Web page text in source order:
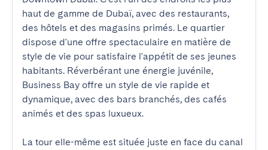
haut de gamme de Dubaï, avec des restaurants,
des hôtels et des magasins primés. Le quartier
dispose d'une offre spectaculaire en matière de
style de vie pour satisfaire l'appétit de ses jeunes
habitants. Réverbérant une énergie juvénile,
Business Bay offre un style de vie rapide et
dynamique, avec des bars branchés, des cafés
animés et des spas luxueux.
La tour elle-même est située juste en face du canal